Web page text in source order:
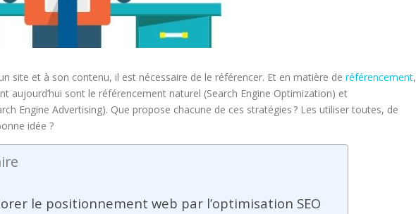
site et à son contenu, il est nécessaire de le référencer. Et en matière de référencement,
aujourd’hui sont le référencement naturel (Search Engine Optimization) et
Engine Advertising). Que propose chacune de ces stratégies ? Les utiliser toutes, de
idée ?
le positionnement web par l’optimisation SEO